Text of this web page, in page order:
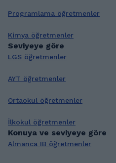
Programlama öğretmenler
Kimya öğretmenler
Seviyeye göre
LGS öğretmenler
AYT öğretmenler
Ortaokul öğretmenler
İlkokul öğretmenler
Konuya ve seviyeye göre
Almanca IB öğretmenler